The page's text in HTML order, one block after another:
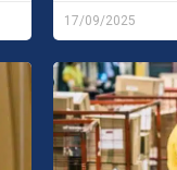
17/09/2025